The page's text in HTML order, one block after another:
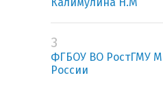
Калимулина Н.М
3
ФГБОУ ВО РостГМУ
России